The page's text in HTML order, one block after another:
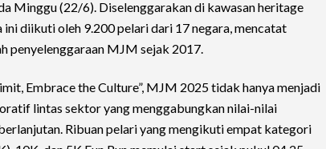
Minggu (22/6). Diselenggarakan di kawasan heritage
ini diikuti oleh 9.200 pelari dari 17 negara, mencatat
penyelenggaraan MJM sejak 2017.
Embrace the Culture”, MJM 2025 tidak hanya menjadi
lintas sektor yang menggabungkan nilai-nilai
Ribuan pelari yang mengikuti empat kategori